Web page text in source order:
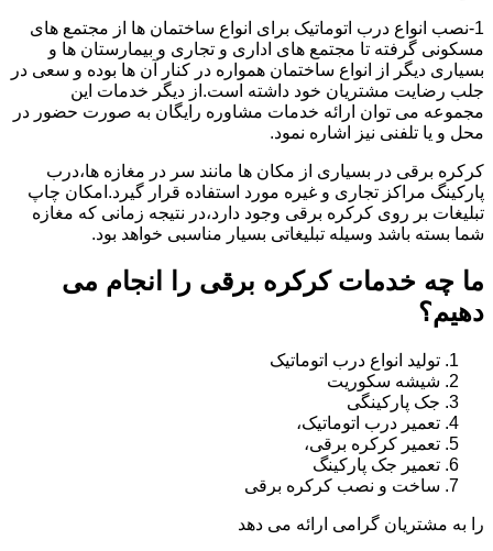
1-نصب انواع درب اتوماتیک برای انواع ساختمان ها از مجتمع های
مسکونی گرفته تا مجتمع های اداری و تجاری و بیمارستان ها و
بسیاری دیگر از انواع ساختمان همواره در کنار آن ها بوده و سعی در
جلب رضایت مشتریان خود داشته است.از دیگر خدمات این
مجموعه می توان ارائه خدمات مشاوره رایگان به صورت حضور در
محل و یا تلفنی نیز اشاره نمود.
کرکره برقی در بسیاری از مکان ها مانند سر در مغازه ها،درب
پارکینگ مراکز تجاری و غیره مورد استفاده قرار گیرد.امکان چاپ
تبلیغات بر روی کرکره برقی وجود دارد،در نتیجه زمانی که مغازه
شما بسته باشد وسیله تبلیغاتی بسیار مناسبی خواهد بود.
ما چه خدمات کرکره برقی را انجام می
دهیم؟
تولید انواع درب اتوماتیک
شیشه سکوریت
جک پارکینگی
تعمیر درب اتوماتیک،
تعمیر کرکره برقی،
تعمیر جک پارکینگ
ساخت و نصب کرکره برقی
را به مشتریان گرامی ارائه می دهد